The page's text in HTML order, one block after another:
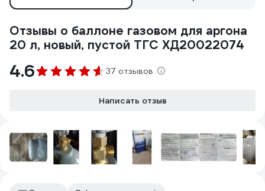
Отзывы о баллоне газовом для аргона
20 л, новый, пустой ТГС ХД20022074
4.6 37 отзывов
Написать отзыв